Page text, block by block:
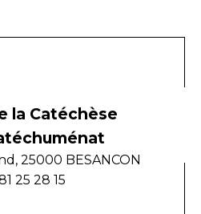
la Catéchèse
25000 BESANCON
25 28 15